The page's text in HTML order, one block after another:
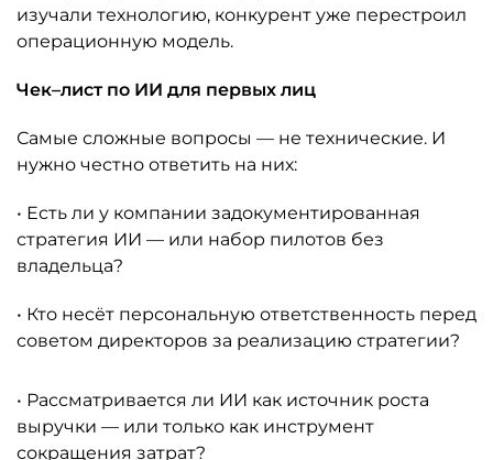
изучали технологию, конкурент уже перестроил
операционную модель.
Чек–лист по ИИ для первых лиц
Самые сложные вопросы — не технические. И
нужно честно ответить на них:
• Есть ли у компании задокументированная
стратегия ИИ — или набор пилотов без
владельца?
• Кто несёт персональную ответственность перед
советом директоров за реализацию стратегии?
• Рассматривается ли ИИ как источник роста
выручки — или только как инструмент
сокращения затрат?